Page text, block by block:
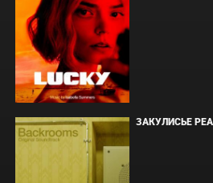
ЗАКУЛИСЬЕ